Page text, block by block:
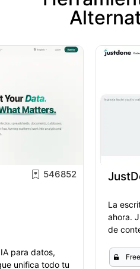
546852
para datos,
unifica todo tu
La
ahora.
de